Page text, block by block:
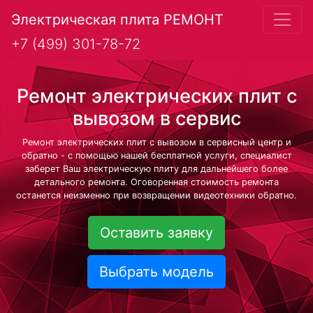
Электрическая плита РЕМОНТ
+7 (499) 301-78-72
Ремонт электрических плит с
вывозом в сервис
Ремонт электрических плит с вывозом в сервисный центр и
обратно - с помощью нашей бесплатной услуги, специалист
заберет Ваш электрическую плиту для дальнейшего более
детального ремонта. Оговоренная стоимость ремонта
останется неизменно при возвращении видеотехники обратно.
Оставить заявку
Выбрать модель